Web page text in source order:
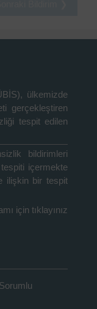
ülkemizde
gerçekleştiren
tespit edilen
bildirimleri
içermekte
ilişkin bir tespit
için tıklayınız